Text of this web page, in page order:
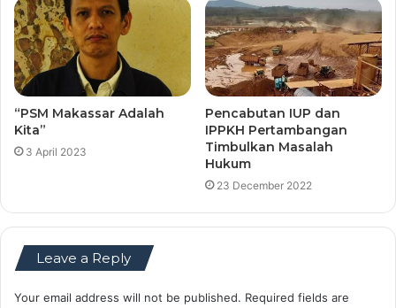
“PSM Makassar Adalah
Kita”
3 April 2023
Pencabutan IUP dan
IPPKH Pertambangan
Timbulkan Masalah
Hukum
23 December 2022
Leave a Reply
Your email address will not be published. Required fields are